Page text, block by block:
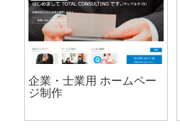
企業・士業用 ホームペー
ジ制作